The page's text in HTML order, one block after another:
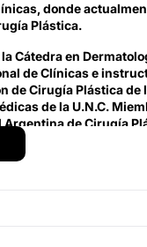
donde
Plástica.
Cátedra en
de Clínicas e
de Cirugía Plástica de
de la U.N.C.
Argentina de Cirugía
Plástica, Estética y
de Córdoba. Cronos